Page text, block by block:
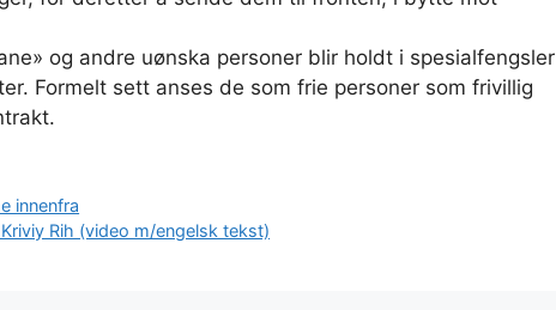
og andre uønska personer blir holdt i spesialfengsler
Formelt sett anses de som frie personer som frivillig
innenfra
Rih (video m/engelsk tekst)